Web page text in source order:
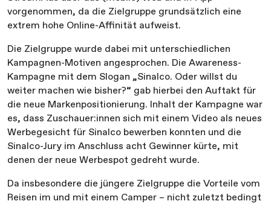
vorgenommen, da die Zielgruppe grundsätzlich eine
extrem hohe Online-Affinität aufweist.
Die Zielgruppe wurde dabei mit unterschiedlichen
Kampagnen-Motiven angesprochen. Die Awareness-
Kampagne mit dem Slogan „Sinalco. Oder willst du
weiter machen wie bisher?“ gab hierbei den Auftakt für
die neue Markenpositionierung. Inhalt der Kampagne war
es, dass Zuschauer:innen sich mit einem Video als neues
Werbegesicht für Sinalco bewerben konnten und die
Sinalco-Jury im Anschluss acht Gewinner kürte, mit
denen der neue Werbespot gedreht wurde.
Da insbesondere die jüngere Zielgruppe die Vorteile vom
Reisen im und mit einem Camper – nicht zuletzt bedingt